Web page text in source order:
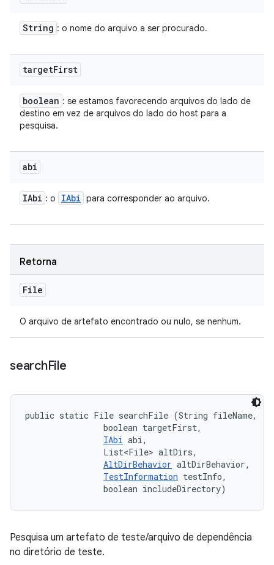
String : o nome do arquivo a ser procurado.
targetFirst
boolean : se estamos favorecendo arquivos do lado de
destino em vez de arquivos do lado do host para a
pesquisa.
abi
IAbi : o IAbi para corresponder ao arquivo.
Retorna
File
O arquivo de artefato encontrado ou nulo, se nenhum.
searchFile
public static File searchFile (String fileName,
                boolean targetFirst,
IAbi abi,
                List<File> altDirs,
AltDirBehavior altDirBehavior,
TestInformation testInfo,
                boolean includeDirectory)
Pesquisa um artefato de teste/arquivo de dependência
no diretório de teste.